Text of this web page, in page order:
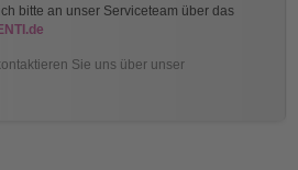
bitte an unser Serviceteam über das
Sie uns über unser